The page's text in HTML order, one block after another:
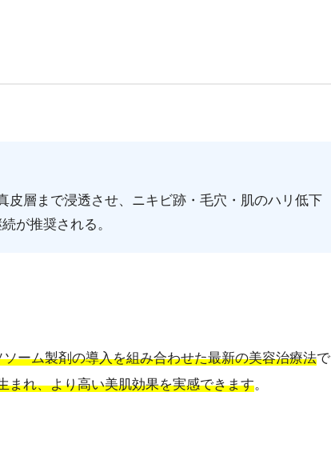
皮層まで浸透させ、ニキビ跡・毛穴・肌のハリ低下
が推奨される。
ーム製剤の導入を組み合わせた最新の美容治療法で
まれ、より高い美肌効果を実感できます。